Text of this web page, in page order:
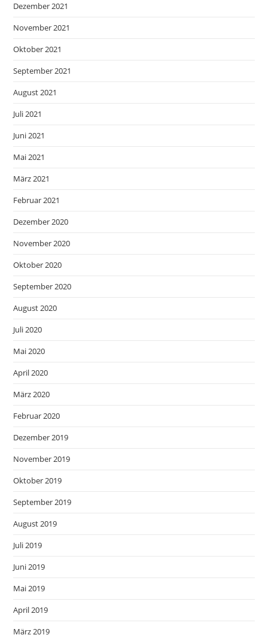
Dezember 2021
November 2021
Oktober 2021
September 2021
August 2021
Juli 2021
Juni 2021
Mai 2021
März 2021
Februar 2021
Dezember 2020
November 2020
Oktober 2020
September 2020
August 2020
Juli 2020
Mai 2020
April 2020
März 2020
Februar 2020
Dezember 2019
November 2019
Oktober 2019
September 2019
August 2019
Juli 2019
Juni 2019
Mai 2019
April 2019
März 2019